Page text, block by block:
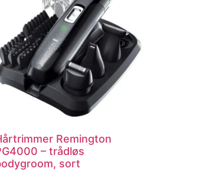
Remington
– trådløs
sort